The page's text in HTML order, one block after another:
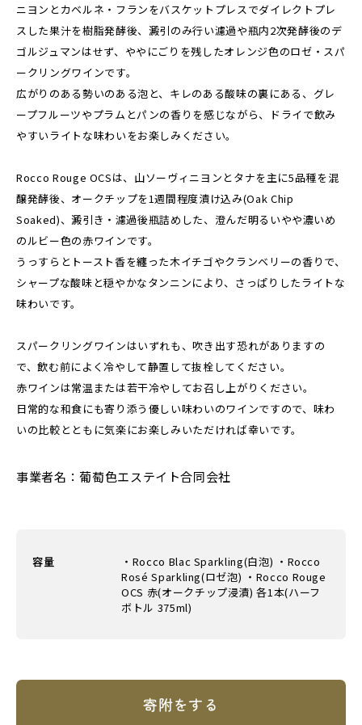
ニヨンとカベルネ・フランをバスケットプレスでダイレクトプレ
スした果汁を樹脂発酵後、澱引のみ行い濾過や瓶内2次発酵後のデ
ゴルジュマンはせず、ややにごりを残したオレンジ色のロゼ・スパ
ークリングワインです。
広がりのある勢いのある泡と、キレのある酸味の裏にある、グレ
ープフルーツやプラムとパンの香りを感じながら、ドライで飲み
やすいライトな味わいをお楽しみください。
Rocco Rouge OCSは、山ソーヴィニヨンとタナを主に5品種を混
醸発酵後、オークチップを1週間程度漬け込み(Oak Chip
Soaked)、澱引き・濾過後瓶詰めした、澄んだ明るいやや濃いめ
のルビー色の赤ワインです。
うっすらとトースト香を纏った木イチゴやクランベリーの香りで、
シャープな酸味と穏やかなタンニンにより、さっぱりしたライトな
味わいです。
スパークリングワインはいずれも、吹き出す恐れがありますの
で、飲む前によく冷やして静置して抜栓してください。
赤ワインは常温または若干冷やしてお召し上がりください。
日常的な和食にも寄り添う優しい味わいのワインですので、味わ
いの比較とともに気楽にお楽しみいただければ幸いです。
事業者名：葡萄色エステイト合同会社
容量
・Rocco Blac Sparkling(白泡) ・Rocco
Rosé Sparkling(ロゼ泡) ・Rocco Rouge
OCS 赤(オークチップ浸漬) 各1本(ハーフ
ボトル 375ml)
寄附をする